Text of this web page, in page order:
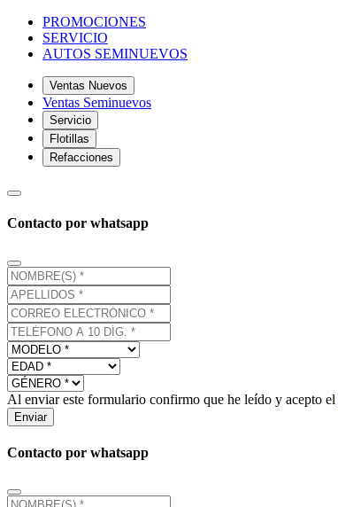
PROMOCIONES
SERVICIO
AUTOS SEMINUEVOS
Ventas Nuevos
Ventas Seminuevos
Servicio
Flotillas
Refacciones
Contacto por whatsapp
Al enviar este formulario confirmo que he leído y acepto el
Enviar
Contacto por whatsapp